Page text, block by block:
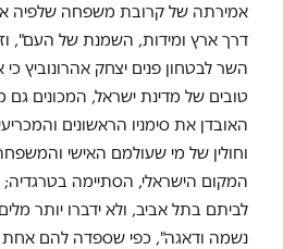
אמירתה של קרובת משפחה שלפיה
דרך ארץ ומידות, השמנת של העם",
השר לבטחון פנים יצחק אהרונוביץ
טובים של מדינת ישראל, המכונים
האובדן את סימניו הראשונים
וחולין של מי שעולמם האישי
המקום הישראלי, הסתיימה בטרגדיה;
לביתם בתל אביב, ולא ידברו יותר
נשמה ודאגה", כפי שספדה להם אחת